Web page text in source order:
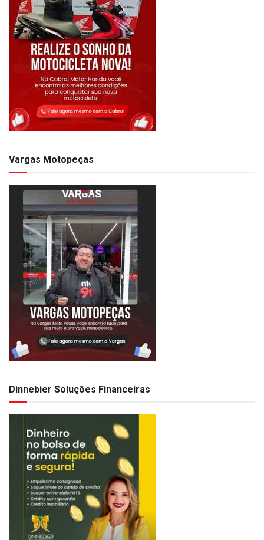
Vargas Motopeças
Dinnebier Soluções Financeiras